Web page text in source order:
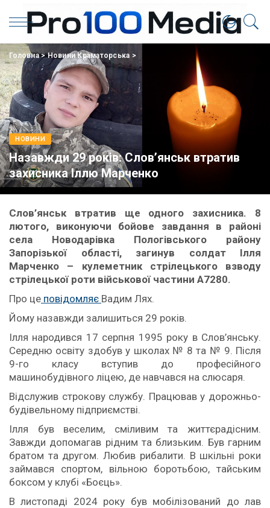
Головна>Новини Краматорська >
НОВИНИ
Назавжди 29 років: Слов’янськ втратив
захисника Іллю Марченко
Слов’янськ втратив ще одного захисника. 8
лютого, виконуючи бойове завдання в районі
села Новодарівка Пологівського району
Запорізької області, загинув солдат Ілля
Марченко – кулеметник стрілецького взводу
стрілецької роти військової частини А7280.
Про це повідомляє Вадим Лях.
Йому назавжди залишиться 29 років.
Ілля народився 17 серпня 1995 року в Слов’янську.
Середню освіту здобув у школах № 8 та № 9. Після
9-го класу вступив до професійного
машинобудівного ліцею, де навчався на слюсаря.
Відслужив строкову службу. Працював у дорожньо-
будівельному підприємстві.
Ілля був веселим, сміливим та життєрадісним.
Завжди допомагав рідним та близьким. Був гарним
братом та другом. Любив рибалити. В шкільні роки
займався спортом, вільною боротьбою, тайським
боксом у клубі «Боєць».
В листопаді 2024 року був мобілізований до лав